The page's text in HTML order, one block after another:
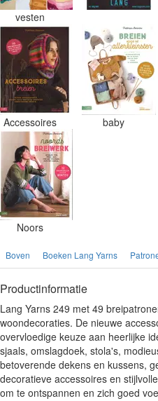
vesten
Accessoires baby
Noors
Boven Boeken Lang Yarns
Productinformatie
Lang Yarns 249 met 49
woondecoraties. De nieuwe
overvloedige keuze aan heerlijke
sjaals, omslagdoek, stola's,
betoverende dekens en kussens,
decoratieve accessoires en
om te ontspannen en zich goed